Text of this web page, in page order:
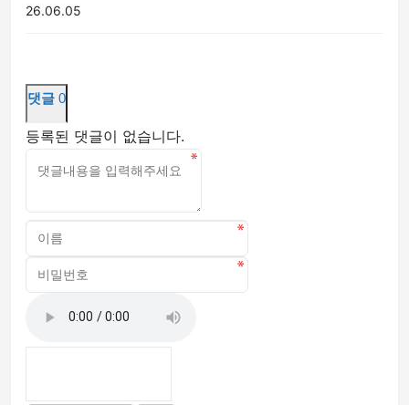
26.06.05
댓글 0
등록된 댓글이 없습니다.